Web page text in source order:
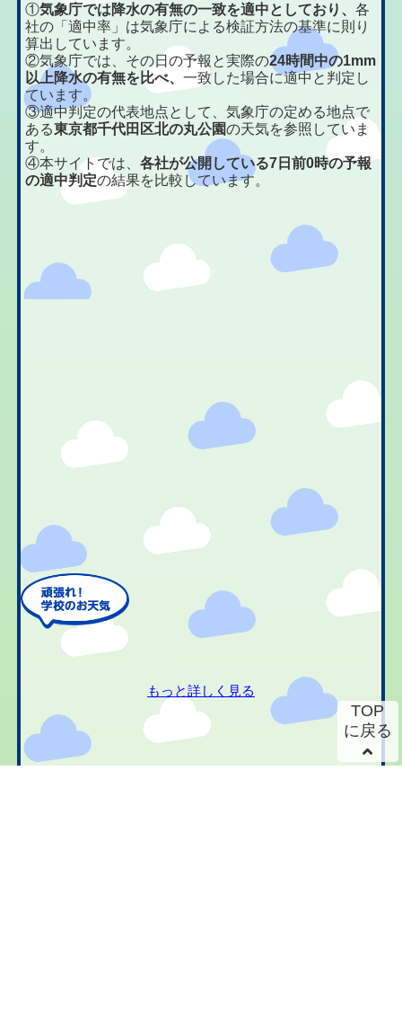
①気象庁では降水の有無の一致を適中としており、各
社の「適中率」は気象庁による検証方法の基準に則り
算出しています。
②気象庁では、その日の予報と実際の24時間中の1mm
以上降水の有無を比べ、一致した場合に適中と判定し
ています。
③適中判定の代表地点として、気象庁の定める地点で
ある東京都千代田区北の丸公園の天気を参照していま
す。
④本サイトでは、各社が公開している7日前0時の予報
の適中判定の結果を比較しています。
もっと詳しく見る
TOP
に戻る